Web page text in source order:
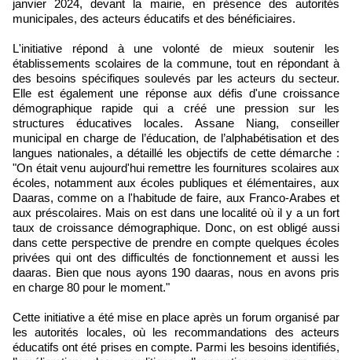
janvier 2024, devant la mairie, en présence des autorités
municipales, des acteurs éducatifs et des bénéficiaires.
L'initiative répond à une volonté de mieux soutenir les
établissements scolaires de la commune, tout en répondant à
des besoins spécifiques soulevés par les acteurs du secteur.
Elle est également une réponse aux défis d'une croissance
démographique rapide qui a créé une pression sur les
structures éducatives locales. Assane Niang, conseiller
municipal en charge de l’éducation, de l’alphabétisation et des
langues nationales, a détaillé les objectifs de cette démarche :
"On était venu aujourd'hui remettre les fournitures scolaires aux
écoles, notamment aux écoles publiques et élémentaires, aux
Daaras, comme on a l'habitude de faire, aux Franco-Arabes et
aux préscolaires. Mais on est dans une localité où il y a un fort
taux de croissance démographique. Donc, on est obligé aussi
dans cette perspective de prendre en compte quelques écoles
privées qui ont des difficultés de fonctionnement et aussi les
daaras. Bien que nous ayons 190 daaras, nous en avons pris
en charge 80 pour le moment."
Cette initiative a été mise en place après un forum organisé par
les autorités locales, où les recommandations des acteurs
éducatifs ont été prises en compte. Parmi les besoins identifiés,